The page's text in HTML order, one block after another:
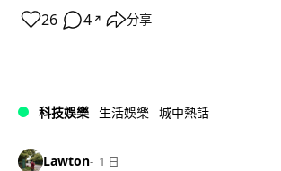
26 4 ↗ 分享
科技娛樂 生活娛樂 城中熱話
Lawton 1 日